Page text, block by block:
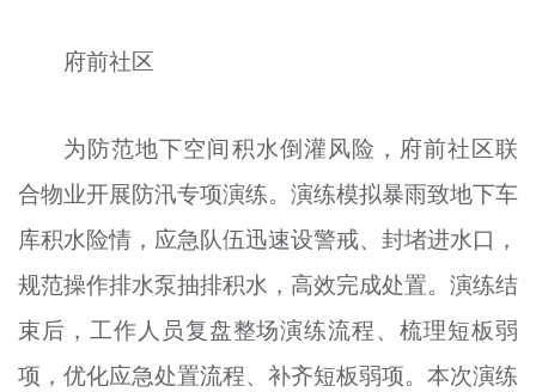
府前社区
为防范地下空间积水倒灌风险，府前社区联
合物业开展防汛专项演练。演练模拟暴雨致地下车
库积水险情，应急队伍迅速设警戒、封堵进水口，
规范操作排水泵抽排积水，高效完成处置。演练结
束后，工作人员复盘整场演练流程、梳理短板弱
项，优化应急处置流程、补齐短板弱项。本次演练